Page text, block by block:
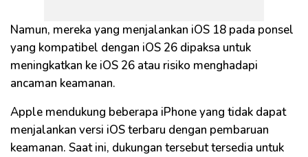
Namun, mereka yang menjalankan iOS 18 pada ponsel
yang kompatibel dengan iOS 26 dipaksa untuk
meningkatkan ke iOS 26 atau risiko menghadapi
ancaman keamanan.
Apple mendukung beberapa iPhone yang tidak dapat
menjalankan versi iOS terbaru dengan pembaruan
keamanan. Saat ini, dukungan tersebut tersedia untuk